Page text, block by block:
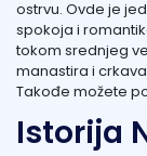
ostrvu. Ovde je
spokoja i
tokom srednjeg
manastira i
Takođe možete
Istorija